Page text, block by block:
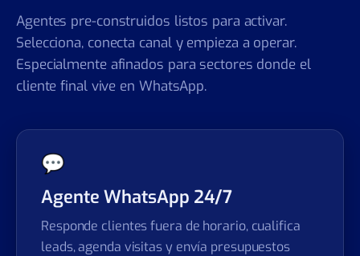
Agentes pre-construidos listos para activar.
Selecciona, conecta canal y empieza a operar.
Especialmente afinados para sectores donde el
cliente final vive en WhatsApp.
💬
Agente WhatsApp 24/7
Responde clientes fuera de horario, cualifica
leads, agenda visitas y envía presupuestos